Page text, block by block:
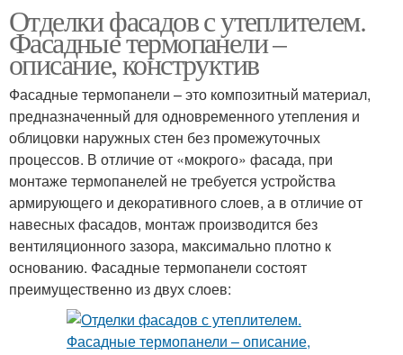
Отделки фасадов с утеплителем.
Фасадные термопанели –
описание, конструктив
Фасадные термопанели – это композитный материал,
предназначенный для одновременного утепления и
облицовки наружных стен без промежуточных
процессов. В отличие от «мокрого» фасада, при
монтаже термопанелей не требуется устройства
армирующего и декоративного слоев, а в отличие от
навесных фасадов, монтаж производится без
вентиляционного зазора, максимально плотно к
основанию. Фасадные термопанели состоят
преимущественно из двух слоев: